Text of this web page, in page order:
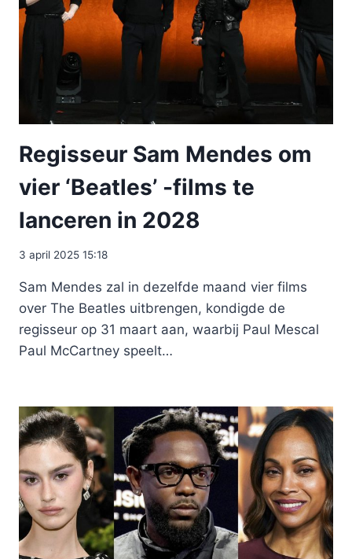
Regisseur Sam Mendes om
vier ‘Beatles’ -films te
lanceren in 2028
3 april 2025 15:18
Sam Mendes zal in dezelfde maand vier films
over The Beatles uitbrengen, kondigde de
regisseur op 31 maart aan, waarbij Paul Mescal
Paul McCartney speelt…